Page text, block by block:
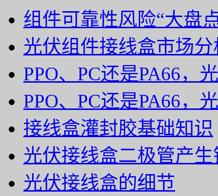
组件可靠性风险“大盘
光伏组件接线盒市场
PPO、PC还是PA66，
PPO、PC还是PA66，
接线盒灌封胶基础知识
光伏接线盒二极管产
光伏接线盒的细节